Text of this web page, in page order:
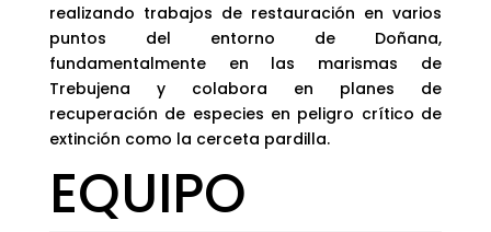
realizando trabajos de restauración en varios
puntos del entorno de Doñana,
fundamentalmente en las marismas de
Trebujena y colabora en planes de
recuperación de especies en peligro crítico de
extinción como la cerceta pardilla.
EQUIPO